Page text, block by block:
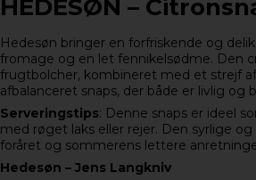
HEDESØN –
Hedesøn bringer en forfriskende og
fromage og en let fennikelsødme. Den
frugtbolcher, kombineret med et strejf
afbalanceret snaps, der både er livlig og
Serveringstips: Denne snaps er ideel
med røget laks eller rejer. Den syrlige
foråret og sommerens lettere
Hedesøn – Jens Langkniv